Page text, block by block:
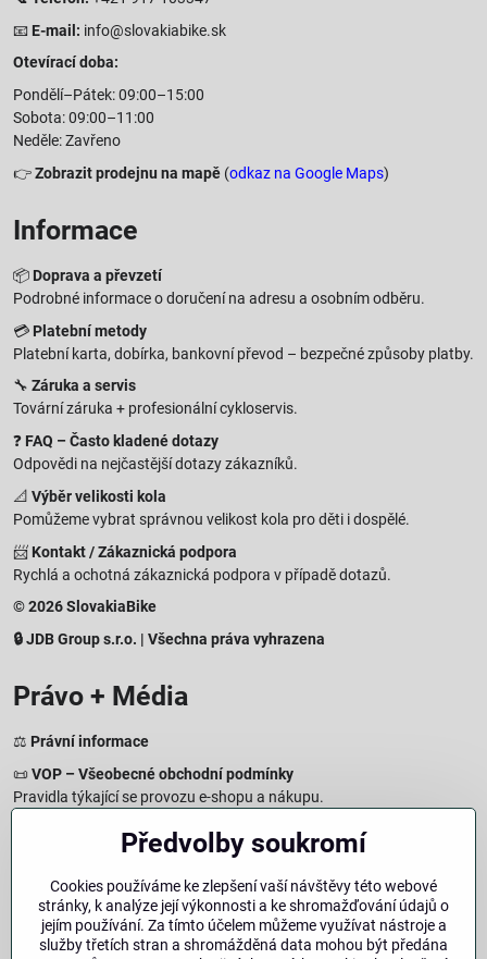
📧 E-mail: info@slovakiabike.sk
Otevírací doba:
Pondělí–Pátek: 09:00–15:00
Sobota: 09:00–11:00
Neděle: Zavřeno
👉Zobrazit prodejnu na mapě (odkaz na Google Maps)
Informace
📦 Doprava a převzetí
Podrobné informace o doručení na adresu a osobním odběru.
💳 Platební metody
Platební karta, dobírka, bankovní převod – bezpečné způsoby platby.
🔧 Záruka a servis
Tovární záruka + profesionální cykloservis.
❓ FAQ – Často kladené dotazy
Odpovědi na nejčastější dotazy zákazníků.
📐 Výběr velikosti kola
Pomůžeme vybrat správnou velikost kola pro děti i dospělé.
📨 Kontakt / Zákaznická podpora
Rychlá a ochotná zákaznická podpora v případě dotazů.
© 2026 SlovakiaBike
🔒 JDB Group s.r.o. | Všechna práva vyhrazena
Právo + Média
⚖️ Právní informace
📜VOP – Všeobecné obchodní podmínky
Pravidla týkající se provozu e-shopu a nákupu.
Zásady zpracování osobních údajů
Jak chráníme a zpracováváme vaše osobní údaje.
Informace o cookies
Informace o používaných cookies a zpracování údajů na webu.
Právo na odstoupení – 14denní vrácení
Předvolby soukromí
Cookies používáme ke zlepšení vaší návštěvy této webové
stránky, k analýze její výkonnosti a ke shromažďování údajů o
jejím používání. Za tímto účelem můžeme využívat nástroje a
služby třetích stran a shromážděná data mohou být předána